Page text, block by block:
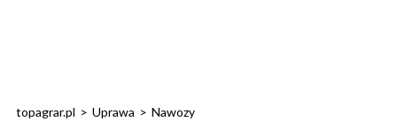
topagrar.pl > Uprawa > Nawozy